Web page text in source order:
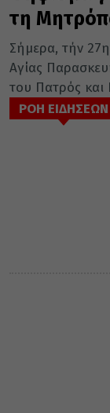
τη
Σήμερα, τήν
Αγίας
του Πατρός και
ΡΟΗ ΕΙΔΗΣΕΩΝ